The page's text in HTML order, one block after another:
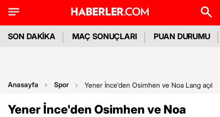
SON DAKİKA MAÇ SONUÇLARI PUAN DURUMU
Anasayfa Spor Yener İnce'den Osimhen ve Noa Lang
Yener İnce'den Osimhen ve Noa